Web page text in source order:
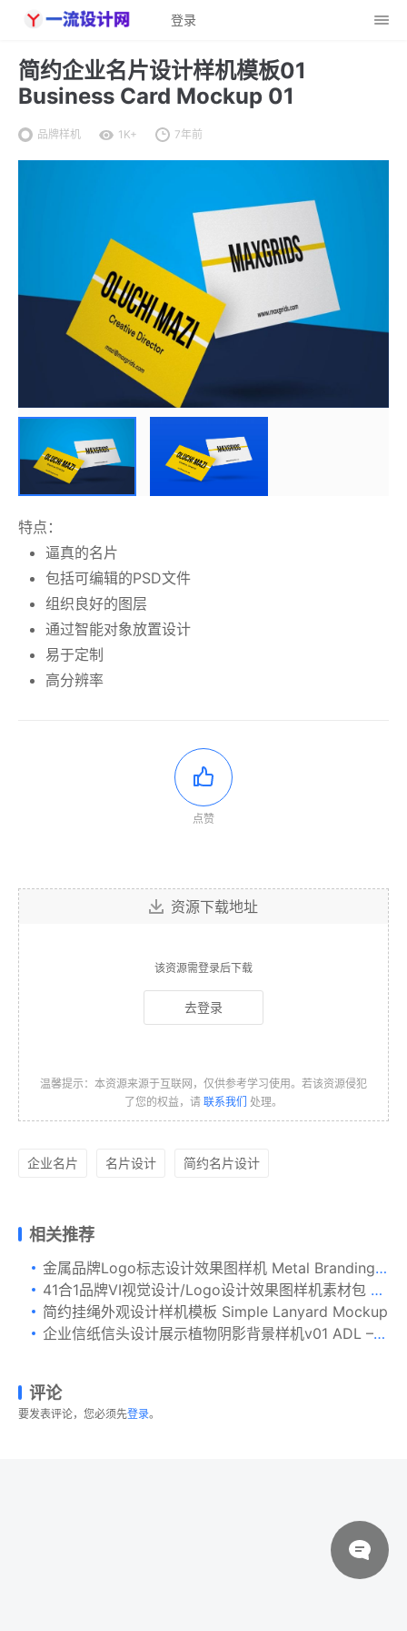
登录
简约企业名片设计样机模板01
Business Card Mockup 01
品牌样机 1K+ 7年前
特点：
逼真的名片
包括可编辑的PSD文件
组织良好的图层
通过智能对象放置设计
易于定制
高分辨率
点赞
资源下载地址
该资源需登录后下载
去登录
温馨提示：本资源来源于互联网，仅供参考学习使用。若该资源侵犯
了您的权益，请 联系我们 处理。
企业名片 名片设计 简约名片设计
相关推荐
金属品牌Logo标志设计效果图样机 Metal Branding Logo Mockup
41合1品牌VI视觉设计/Logo设计效果图样机素材包 Branding Items Mock-up for guidelines. 41 PSD
简约挂绳外观设计样机模板 Simple Lanyard Mockup
企业信纸信头设计展示植物阴影背景样机v01 ADL – Letterhead Mockup.v01
评论
要发表评论，您必须先登录。